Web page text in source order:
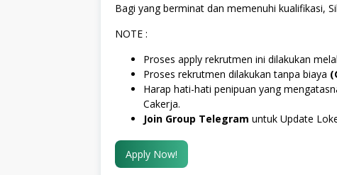
Bagi yang berminat dan memenuhi kualifikasi,
NOTE :
Proses apply rekrutmen ini dilakukan
Proses rekrutmen dilakukan tanpa biaya
Harap hati-hati penipuan yang
Cakerja.
Join Group Telegram untuk Update
Apply Now!